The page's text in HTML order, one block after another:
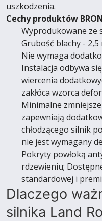
uszkodzenia.
Cechy produktów
Wyprodukowane ze
Grubość blachy -
Nie wymaga
Instalacja odbywa
wiercenia
zakłóca wzorca
Minimalne
zapewniają
chłodzącego silnik
nie jest wymagany
Pokryty powłoką
rdzewieniu;
standardowej i
Dlaczego
silnika Land